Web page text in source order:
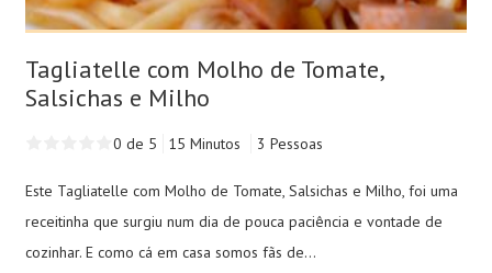
Tagliatelle com Molho de Tomate,
Salsichas e Milho
0 de 5 15 Minutos 3 Pessoas
Este Tagliatelle com Molho de Tomate, Salsichas e Milho, foi uma
receitinha que surgiu num dia de pouca paciência e vontade de
cozinhar. E como cá em casa somos fãs de...